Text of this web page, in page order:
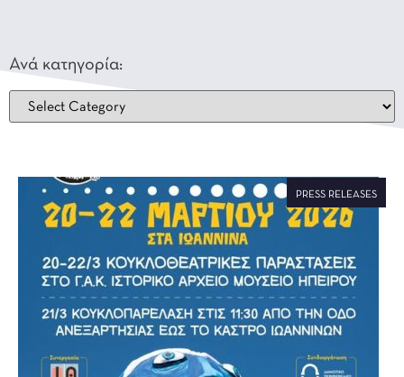
Ανά κατηγορία:
PRESS RELEASES